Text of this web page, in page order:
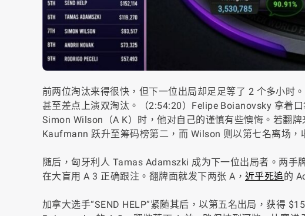
前两位淘汰来得很快，但下一位出局却足足等了 2 个多小时
甚至差点上演双淘汰。（2:54:20）Felipe Boianovsky 拿着
Simon Wilson（A K）时，他对自己的谨慎有些懊悔。若翻
Kaufmann 跃升至筹码榜第二，而 Wilson 则以第七名离场，
随后，匈牙利人 Tamas Adamszki 成为下一位出局者。两手
在大盲用 A 3 正确跟注。翻牌面就发下两张 A， 近乎死追的
加拿大选手“SEND HELP”紧随其后，以第五名出局，获得